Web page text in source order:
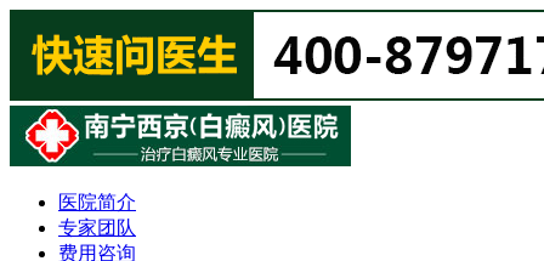
医院简介
专家团队
费用咨询